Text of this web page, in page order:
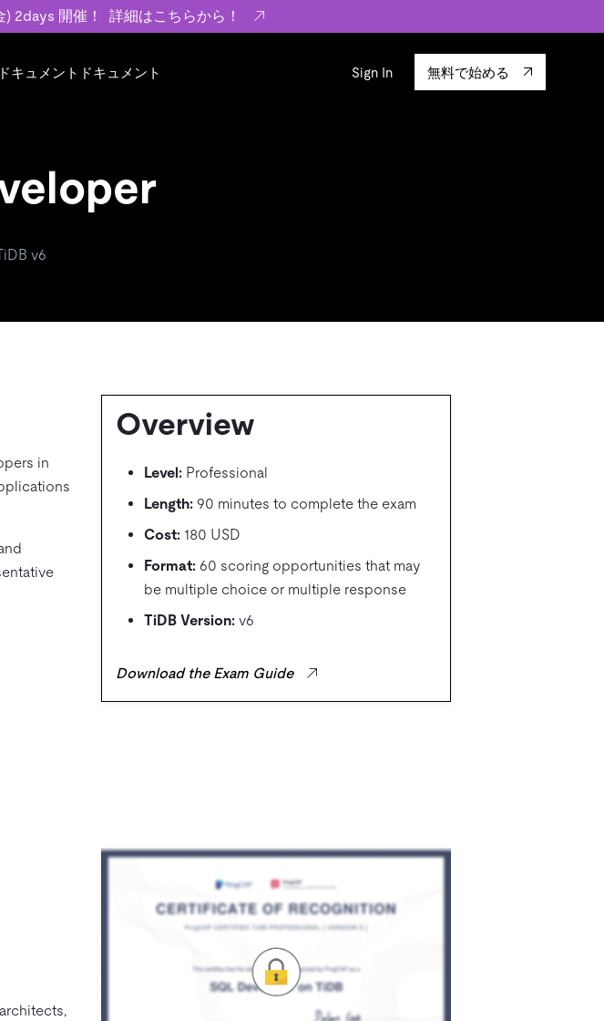
2days 開催！ 詳細はこちらから！
Self-Managed
などを紹介しています。
約、プライバシーポリシーな
の情報を紹介します。
ます。
ドキュメント
開発者ガイド
ドキュメント
開発者ガイド
Sign In 無料で始める
v6
in
Overview
Level: Professional
Length: 90 minutes to complete the exam
Cost: 180 USD
Format: 60 scoring opportunities that may
be multiple choice or multiple response
TiDB Version: v6
Download the Exam Guide